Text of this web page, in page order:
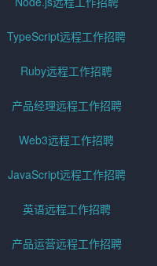
TypeScript远程工作招聘
Ruby远程工作招聘
产品经理远程工作招聘
Web3远程工作招聘
JavaScript远程工作招聘
英语远程工作招聘
产品运营远程工作招聘